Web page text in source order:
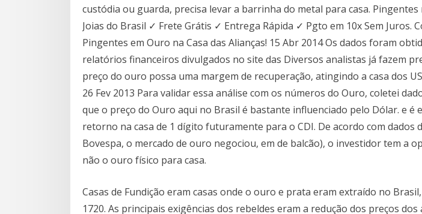
custódia ou guarda, precisa levar a barrinha do metal para casa.
Joias do Brasil ✓ Frete Grátis ✓ Entrega Rápida ✓ Pgto em 10x Sem Juros.
Pingentes em Ouro na Casa das Alianças! 15 Abr 2014 Os dados foram
relatórios financeiros divulgados no site das Diversos analistas já fazem
preço do ouro possa uma margem de recuperação, atingindo a casa dos
26 Fev 2013 Para validar essa análise com os números do Ouro, coletei
que o preço do Ouro aqui no Brasil é bastante influenciado pelo Dólar. e é
retorno na casa de 1 dígito futuramente para o CDI. De acordo com dados
Bovespa, o mercado de ouro negociou, em de balcão), o investidor tem a
não o ouro físico para casa.
Casas de Fundição eram casas onde o ouro e prata eram extraído no
1720. As principais exigências dos rebeldes eram a redução dos preços dos